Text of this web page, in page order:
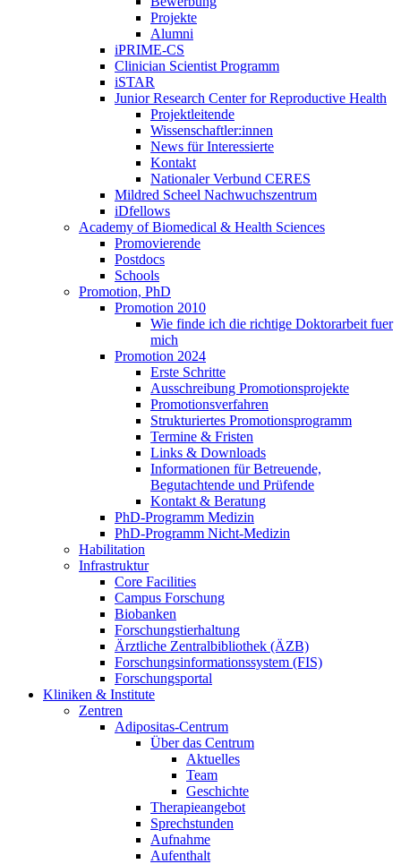
Projekte
Alumni
iPRIME-CS
Clinician Scientist Programm
iSTAR
Junior Research Center for Reproductive Health
Projektleitende
Wissenschaftler:innen
News für Interessierte
Kontakt
Nationaler Verbund CERES
Mildred Scheel Nachwuchszentrum
iDfellows
Academy of Biomedical & Health Sciences
Promovierende
Postdocs
Schools
Promotion, PhD
Promotion 2010
Wie finde ich die richtige Doktorarbeit fuer
mich
Promotion 2024
Erste Schritte
Ausschreibung Promotionsprojekte
Promotionsverfahren
Strukturiertes Promotionsprogramm
Termine & Fristen
Links & Downloads
Informationen für Betreuende,
Begutachtende und Prüfende
Kontakt & Beratung
PhD-Programm Medizin
PhD-Programm Nicht-Medizin
Habilitation
Infrastruktur
Core Facilities
Campus Forschung
Biobanken
Forschungstierhaltung
Ärztliche Zentralbibliothek (ÄZB)
Forschungsinformationssystem (FIS)
Forschungsportal
Kliniken & Institute
Zentren
Adipositas-Centrum
Über das Centrum
Aktuelles
Team
Geschichte
Therapieangebot
Sprechstunden
Aufnahme
Aufenthalt